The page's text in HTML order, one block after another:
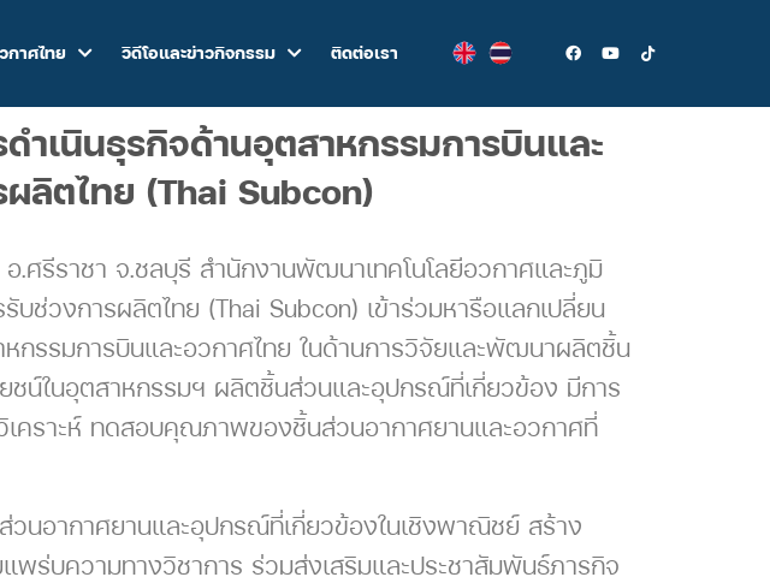
าศไทย วิดีโอและข่าวกิจกรรม ติดต่อเรา
ำเนินธุรกิจด้านอุตสาหกรรมการบินและ
ลิตไทย (Thai Subcon)
รีราชา จ.ชลบุรี สำนักงานพัฒนาเทคโนโลยีอวกาศและภูมิ
ช่วงการผลิตไทย (Thai Subcon) เข้าร่วมหารือแลกเปลี่ยน
กรรมการบินและอวกาศไทย ในด้านการวิจัยและพัฒนาผลิตชิ้น
ชน์ในอุตสาหกรรมฯ ผลิตชิ้นส่วนและอุปกรณ์ที่เกี่ยวข้อง มีการ
คราะห์ ทดสอบคุณภาพของชิ้นส่วนอากาศยานและอวกาศที่
นอากาศยานและอุปกรณ์ที่เกี่ยวข้องในเชิงพาณิชย์ สร้าง
ร่บความทางวิชาการ ร่วมส่งเสริมและประชาสัมพันธ์ภารกิจ